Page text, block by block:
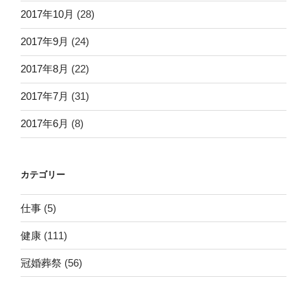
2017年10月 (28)
2017年9月 (24)
2017年8月 (22)
2017年7月 (31)
2017年6月 (8)
カテゴリー
仕事 (5)
健康 (111)
冠婚葬祭 (56)